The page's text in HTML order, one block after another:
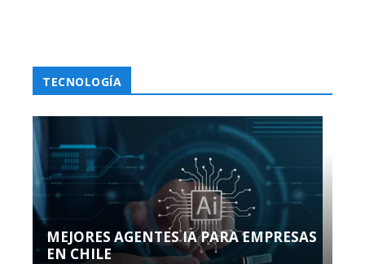
TECNOLOGÍA
MEJORES AGENTES IA PARA EMPRESAS
EN CHILE